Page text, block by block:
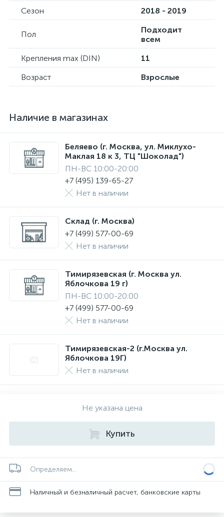
Сезон
2018 - 2019
Пол
Подходит
всем
Крепления max (DIN)
11
Возраст
Взрослые
Наличие в магазинах
Беляево (г. Москва, ул. Миклухо-
Маклая 18 к 3, ТЦ "Шоколад")
ПН-ВС 10:00-20:00
+7 (495) 139-65-27
Нет в наличии
Склад (г. Москва)
+7 (499) 577-00-69
Нет в наличии
Тимирязевская (г. Москва ул.
Яблочкова 19 г)
ПН-ВС 10:00-20:00
+7 (499) 577-00-69
Нет в наличии
Тимирязевская-2 (г.Москва ул.
Яблочкова 19Г)
Нет в наличии
Не указана цена
Купить
Определяем...
Наличный и безналичный расчет, банковские карты